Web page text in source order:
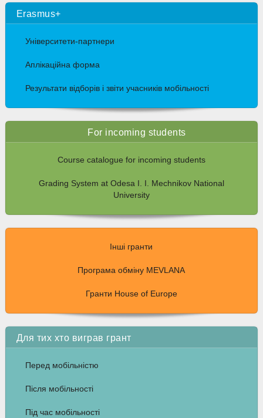
Erasmus+
Університети-партнери
Аплікаційна форма
Результати відборів і звіти учасників мобільності
For incoming students
Course catalogue for incoming students
Grading System at Odesa I. I. Mechnikov National
University
Інші гранти
Програма обміну MEVLANA
Гранти House of Europe
Для тих хто виграв грант
Перед мобільністю
Після мобільності
Під час мобільності